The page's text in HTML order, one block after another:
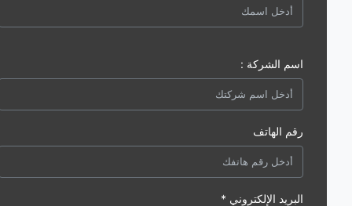
اسم الشركة :
رقم الهاتف
البريد الإلكتروني *